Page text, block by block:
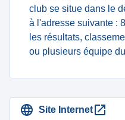
club se situe dans le
à l'adresse suivante :
les résultats,
ou plusieurs équipe
Site Internet